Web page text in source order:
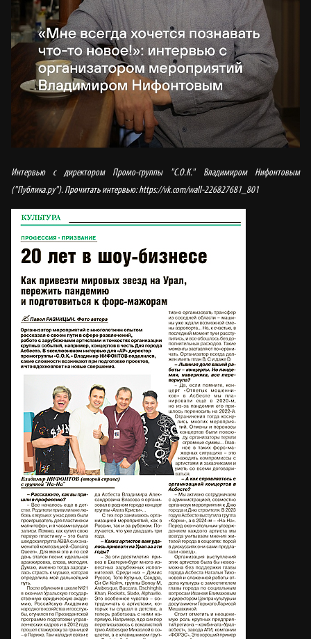
Интервью с директором Промо-группы "С.О.К." Владимиром Нифонтовым
("Публика.ру"). Прочитать интервью:https://vk.com/wall-226827681_801